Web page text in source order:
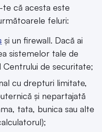
te că acesta este
feluri:
și un firewall. Dacă ai
sistemelor tale de
de securitate;
cu drepturi limitate,
și nepartajată
tata, bunica sau alte